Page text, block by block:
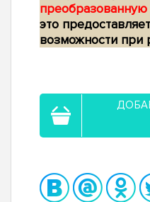
это
возможности при